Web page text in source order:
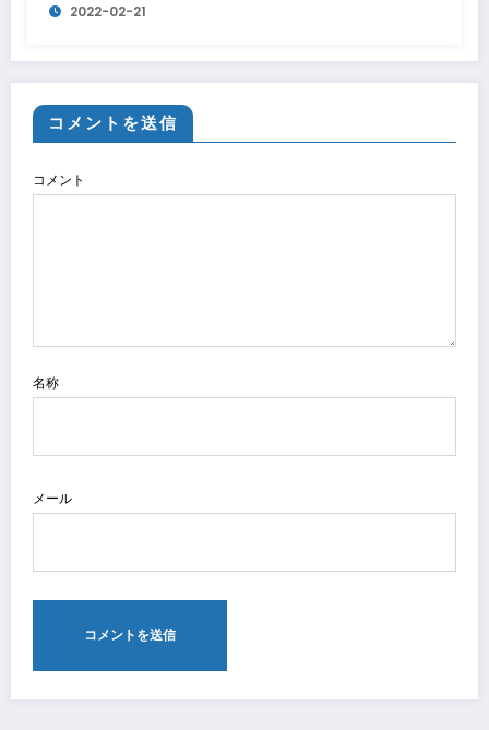
2022-02-21
コメントを送信
コメント
名称
メール